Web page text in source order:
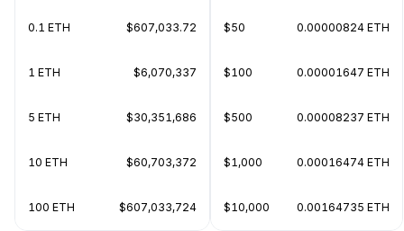
0.1 ETH $607,033.72
1 ETH $6,070,337
5 ETH $30,351,686
10 ETH $60,703,372
100 ETH $607,033,724
$50 0.00000824 ETH
$100 0.00001647 ETH
$500 0.00008237 ETH
$1,000 0.00016474 ETH
$10,000 0.00164735 ETH